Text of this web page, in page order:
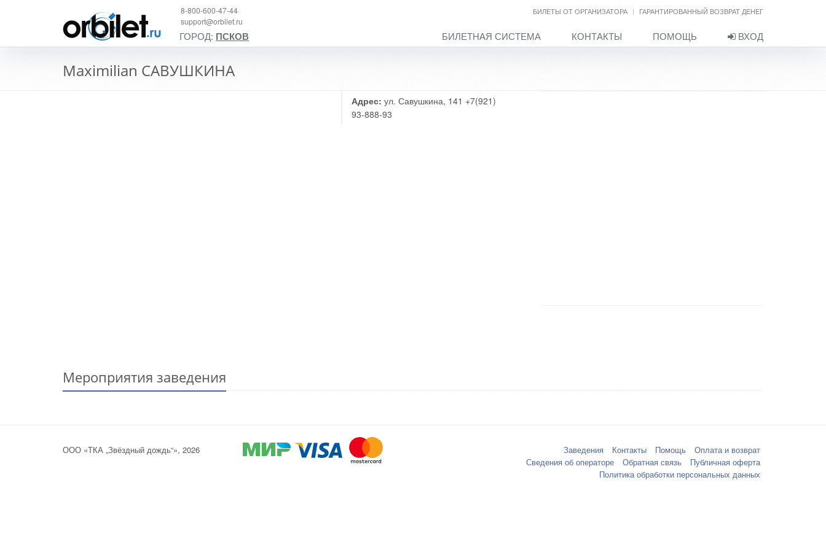
БИЛЕТЫ ОТ ОРГАНИЗАТОРА ГАРАНТИРОВАННЫЙ ВОЗВРАТ ДЕНЕГ
8-800-600-47-44
support@orbilet.ru
ГОРОД: ПСКОВ БИЛЕТНАЯ СИСТЕМА КОНТАКТЫ ПОМОЩЬ ВХОД
Maximilian САВУШКИНА
Адрес: ул. Савушкина, 141 +7(921)
93-888-93
Мероприятия заведения
ООО «ТКА „Звёздный дождь“», 2026 Заведения Контакты Помощь
Оплата и возврат
Сведения об операторе
Обратная связь
Публичная оферта
Политика обработки персональных данных